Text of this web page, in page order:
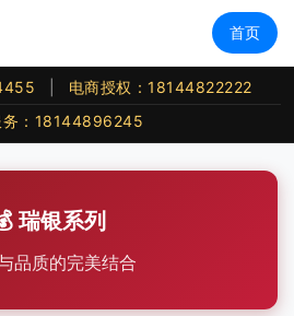
首页
电商授权：18144822222
务：18144896245
瑞银系列
品质的完美结合